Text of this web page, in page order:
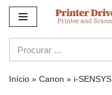
para
o
conteúdo
Início » Canon » i-SENSYS